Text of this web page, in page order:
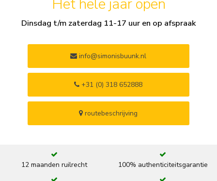
Het hele jaar open
Dinsdag t/m zaterdag 11-17 uur en op afspraak
info@simonisbuunk.nl
+31 (0) 318 652888
routebeschrijving
12 maanden ruilrecht 100% authenticiteitsgarantie